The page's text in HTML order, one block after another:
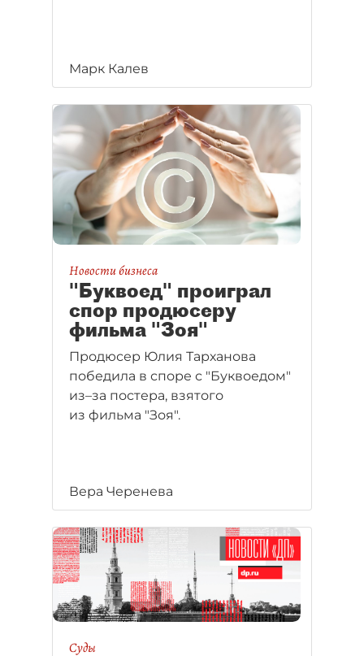
Марк Калев
Новости бизнеса
"Буквоед" проиграл
спор продюсеру
фильма "Зоя"
Продюсер Юлия Тарханова
победила в споре с "Буквоедом"
из–за постера, взятого
из фильма "Зоя".
Вера Черенева
Суды